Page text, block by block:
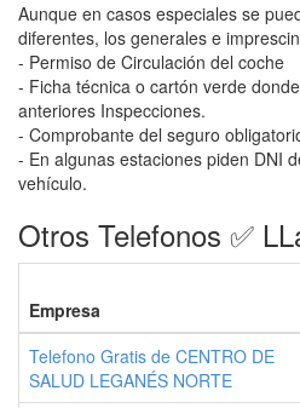
Aunque en casos especiales se
diferentes, los generales e
- Permiso de Circulación del coche
- Ficha técnica o cartón verde
anteriores Inspecciones.
- Comprobante del seguro
- En algunas estaciones piden DNI
vehículo.
Otros Telefonos ✅
Empresa
Telefono Gratis de CENTRO DE
SALUD LEGANÉS NORTE